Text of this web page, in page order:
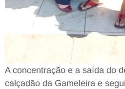
A concentração e a saída do
calçadão da Gameleira e